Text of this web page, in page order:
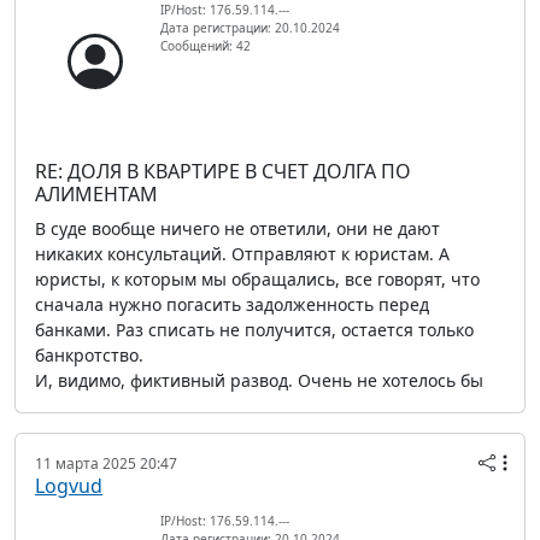
IP/Host: 176.59.114.---
Дата регистрации: 20.10.2024
Сообщений: 42
RE: ДОЛЯ В КВАРТИРЕ В СЧЕТ ДОЛГА ПО
АЛИМЕНТАМ
В суде вообще ничего не ответили, они не дают
никаких консультаций. Отправляют к юристам. А
юристы, к которым мы обращались, все говорят, что
сначала нужно погасить задолженность перед
банками. Раз списать не получится, остается только
банкротство.
И, видимо, фиктивный развод. Очень не хотелось бы
11 марта 2025 20:47
Logvud
IP/Host: 176.59.114.---